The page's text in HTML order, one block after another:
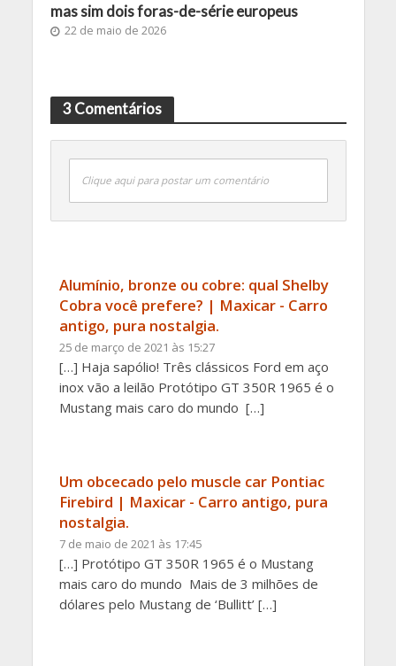
mas sim dois foras-de-série europeus
22 de maio de 2026
3 Comentários
Clique aqui para postar um comentário
Alumínio, bronze ou cobre: qual Shelby
Cobra você prefere? | Maxicar - Carro
antigo, pura nostalgia.
25 de março de 2021 às 15:27
[…] Haja sapólio! Três clássicos Ford em aço
inox vão a leilão Protótipo GT 350R 1965 é o
Mustang mais caro do mundo […]
Um obcecado pelo muscle car Pontiac
Firebird | Maxicar - Carro antigo, pura
nostalgia.
7 de maio de 2021 às 17:45
[…] Protótipo GT 350R 1965 é o Mustang
mais caro do mundo Mais de 3 milhões de
dólares pelo Mustang de ‘Bullitt’ […]